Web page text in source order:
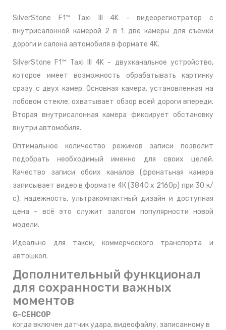
SilverStone F1™ Taxi III 4K - видеорегистратор с
внутрисалонной камерой 2 в 1: две камеры для съемки
дороги и салона автомобиля в формате 4K.
SilverStone F1™ Taxi III 4K - двухканальное устройство,
которое имеет возможность обрабатывать картинку
сразу с двух камер. Основная камера, установленная на
лобовом стекле, охватывает обзор всей дороги впереди.
Вторая внутрисалонная камера фиксирует обстановку
внутри автомобиля.
Оптимальное количество режимов записи позволит
подобрать необходимый именно для своих целей.
Качество записи обоих каналов (фронатьная камера
записывает видео в формате 4К (3840 х 2160р) при 30 к/
с), надежность, ультракомпактный дизайн и доступная
цена - всё это служит залогом популярности новой
модели.
Идеально для такси, коммерческого транспорта и
автошкол.
Дополнительный функционал
для сохранности важных
моментов
G-СЕНСОР
когда включен датчик удара, видеофайлу, записанному в